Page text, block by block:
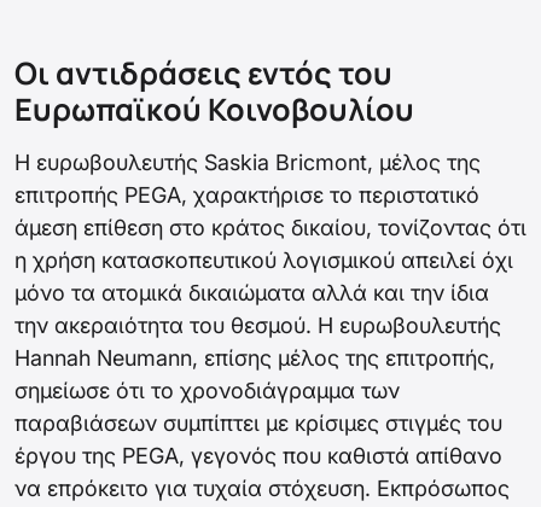
Οι αντιδράσεις εντός του
Ευρωπαϊκού Κοινοβουλίου
Η ευρωβουλευτής Saskia Bricmont, μέλος της
επιτροπής PEGA, χαρακτήρισε το περιστατικό
άμεση επίθεση στο κράτος δικαίου, τονίζοντας ότι
η χρήση κατασκοπευτικού λογισμικού απειλεί όχι
μόνο τα ατομικά δικαιώματα αλλά και την ίδια
την ακεραιότητα του θεσμού. Η ευρωβουλευτής
Hannah Neumann, επίσης μέλος της επιτροπής,
σημείωσε ότι το χρονοδιάγραμμα των
παραβιάσεων συμπίπτει με κρίσιμες στιγμές του
έργου της PEGA, γεγονός που καθιστά απίθανο
να επρόκειτο για τυχαία στόχευση. Εκπρόσωπος